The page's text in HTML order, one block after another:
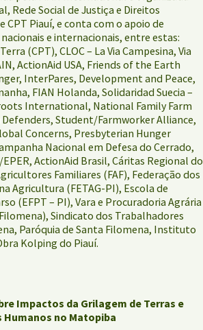
Rede Social de Justiça e Direitos
CPT Piauí, e conta com o apoio de
e internacionais, entre estas:
(CPT), CLOC – La Via Campesina, Via
ActionAid USA, Friends of the Earth
InterPares, Development and Peace,
FIAN Holanda, Solidaridad Suecia –
International, National Family Farm
Student/Farmworker Alliance,
Concerns, Presbyterian Hunger
Nacional em Defesa do Cerrado,
EPER, ActionAid Brasil, Cáritas Regional do
Familiares (FAF), Federação dos
Agricultura (FETAG-PI), Escola de
(EFPT – PI), Vara e Procuradoria Agrária
Sindicato dos Trabalhadores
Paróquia de Santa Filomena, Instituto
Kolping do Piauí.
Impactos da Grilagem de Terras e
no Matopiba